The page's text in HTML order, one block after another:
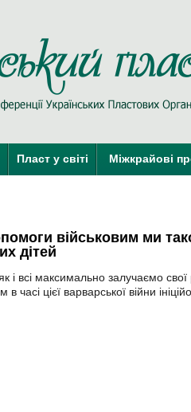
Пласт у світі Міжкрайові
військовим ми
дітей
і всі максимально залучаємо
часі цієї варварської війни